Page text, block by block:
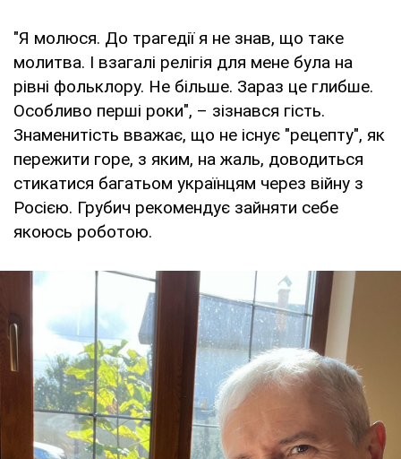
"Я молюся. До трагедії я не знав, що таке
молитва. І взагалі релігія для мене була на
рівні фольклору. Не більше. Зараз це глибше.
Особливо перші роки", – зізнався гість.
Знаменитість вважає, що не існує "рецепту", як
пережити горе, з яким, на жаль, доводиться
стикатися багатьом українцям через війну з
Росією. Грубич рекомендує зайняти себе
якоюсь роботою.